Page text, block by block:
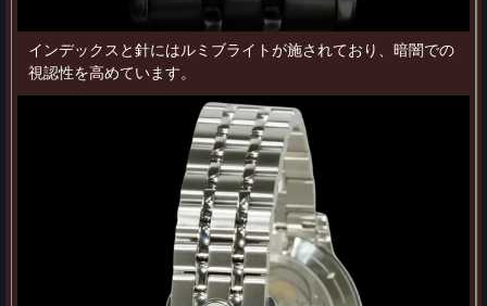
インデックスと針にはルミブライトが施されており、暗闇での
視認性を高めています。